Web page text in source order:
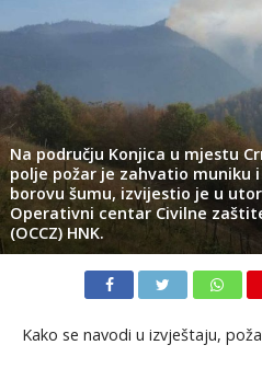
Na području Konjica u mjestu
polje požar je zahvatio muniku i
borovu šumu, izvijestio je u
Operativni centar Civilne
(OCCZ) HNK.
Kako se navodi u izvještaju,